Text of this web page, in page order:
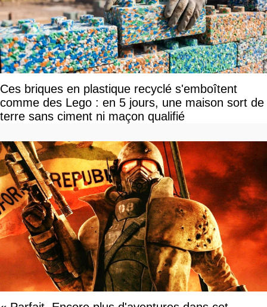
Ces briques en plastique recyclé s'emboîtent
comme des Lego : en 5 jours, une maison sort de
terre sans ciment ni maçon qualifié